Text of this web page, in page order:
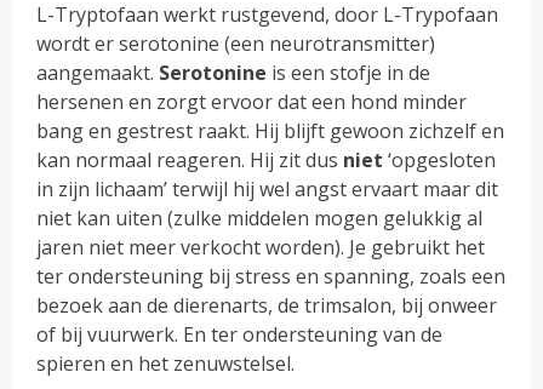
L-Tryptofaan werkt rustgevend, door L-Trypofaan
wordt er serotonine (een neurotransmitter)
aangemaakt. Serotonine is een stofje in de
hersenen en zorgt ervoor dat een hond minder
bang en gestrest raakt. Hij blijft gewoon zichzelf en
kan normaal reageren. Hij zit dus niet ‘opgesloten
in zijn lichaam’ terwijl hij wel angst ervaart maar dit
niet kan uiten (zulke middelen mogen gelukkig al
jaren niet meer verkocht worden). Je gebruikt het
ter ondersteuning bij stress en spanning, zoals een
bezoek aan de dierenarts, de trimsalon, bij onweer
of bij vuurwerk. En ter ondersteuning van de
spieren en het zenuwstelsel.